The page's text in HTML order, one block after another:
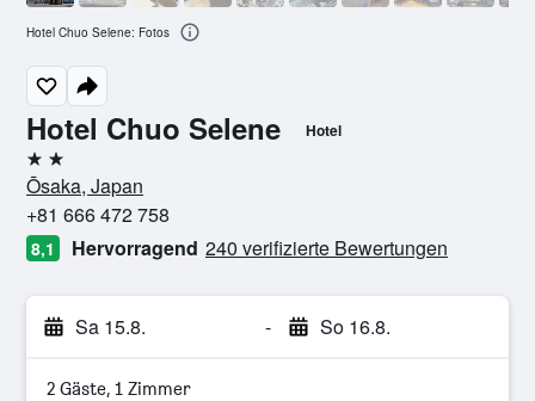
Hotel Chuo Selene Hotel
2 Sterne
Ōsaka, Japan
+81 666 472 758
8,1 Hervorragend 240 verifizierte Bewertungen
Sa 15.8. - So 16.8.
2 Gäste, 1 Zimmer
Hotel Chuo Selene: Fotos